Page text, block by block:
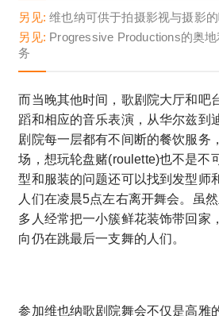
另见:维也纳可供于拍摄影视与摄影
另见: Progressive Productions的奥
务
而当晚其他时间，歌剧院大厅和吧
蹈和相应的音乐表演，从华尔兹到
剧院每一层都有不间断的餐饮服务
场，想玩轮盘赌(roulette)也不是不
型和服装的问题还可以找到发型师
人们在凌晨5点左右离开舞会。虽
多人经常把一小簇鲜花装饰带回家
向仍在跳最后一支舞的人们。
参加维也纳歌剧院舞会不仅是高雅